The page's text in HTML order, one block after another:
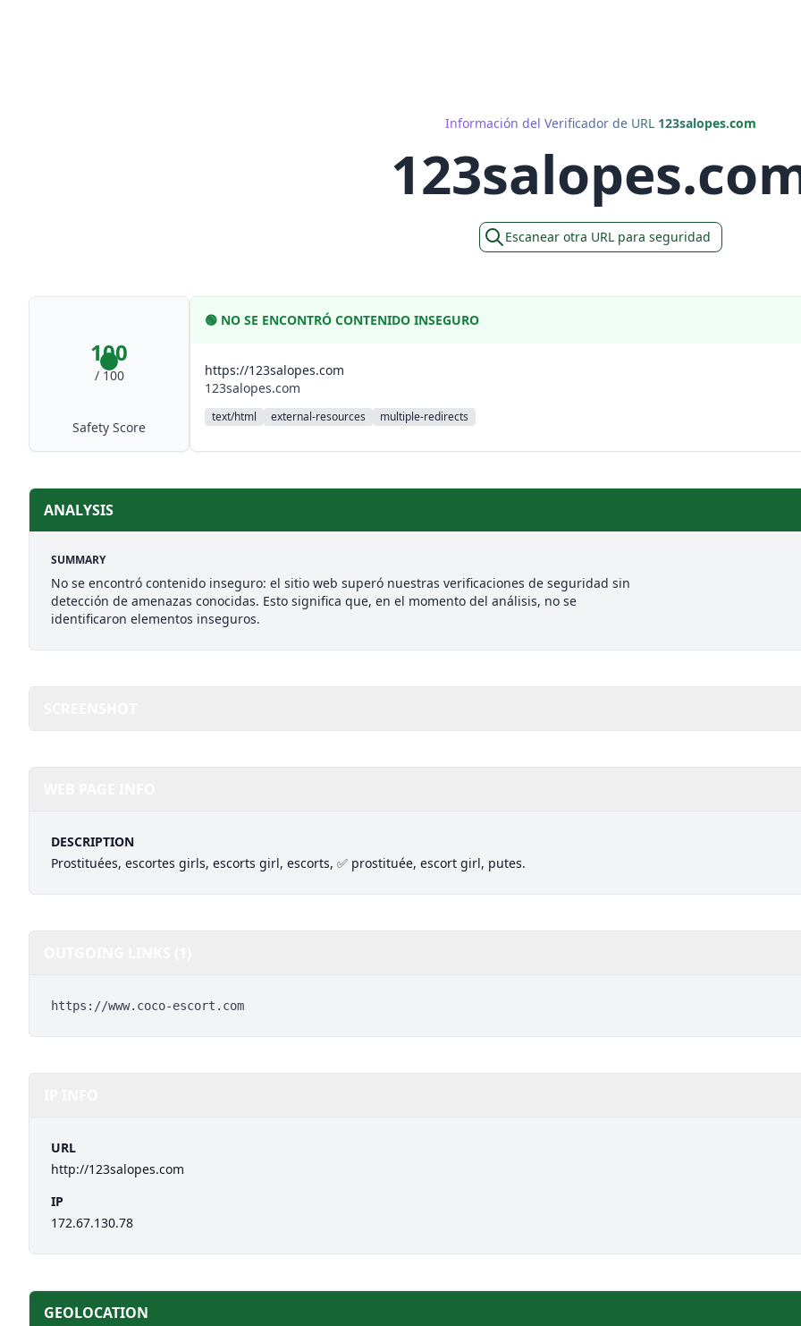
Información del Verificador de URL 123salopes.com
Escanear otra URL para seguridad
100
/ 100
Safety Score
🟢 NO SE ENCONTRÓ CONTENIDO INSEGURO
https://123salopes.com
123salopes.com
text/html external-resources multiple-redirects
ANALYSIS
SUMMARY
No se encontró contenido inseguro: el sitio web superó nuestras verificaciones de seguridad sin
detección de amenazas conocidas. Esto significa que, en el momento del análisis, no se
identificaron elementos inseguros.
DESCRIPTION
Prostituées, escortes girls, escorts girl, escorts, ✅ prostituée, escort girl, putes.
https://www.coco-escort.com
URL
http://123salopes.com
IP
172.67.130.78
GEOLOCATION